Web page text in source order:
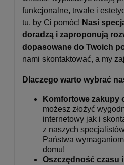
funkcjonalne, trwałe i
tu, by Ci pomóc! Nasi
doradzą i zaproponują
dopasowane do Twoich
nami skontaktować, a my
Dlaczego warto wybrać
Komfortowe zakupy
możesz złożyć
internetowy jak i
z naszych
Państwa
domu!
Oszczędność czasu